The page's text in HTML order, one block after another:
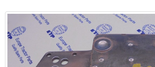
Добавить заявку